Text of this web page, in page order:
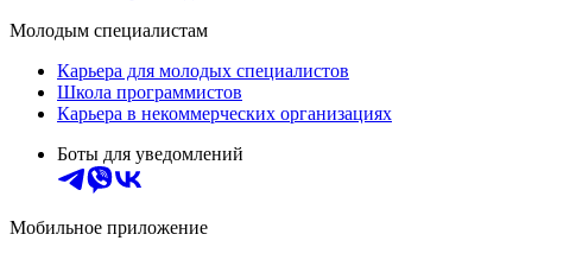
Молодым специалистам
Карьера для молодых специалистов
Школа программистов
Карьера в некоммерческих организациях
Боты для уведомлений
Мобильное приложение